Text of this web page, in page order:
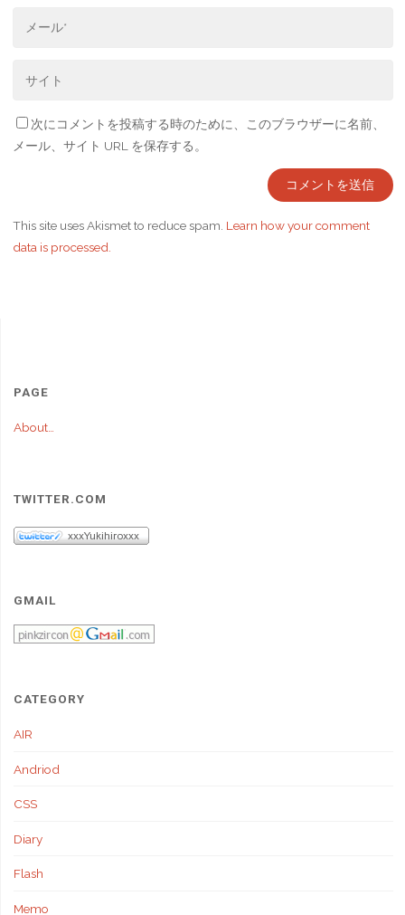
次にコメントを投稿する時のために、このブラウザーに名前、
メール、サイト URL を保存する。
This site uses Akismet to reduce spam. Learn how your comment
data is processed.
PAGE
About…
TWITTER.COM
GMAIL
CATEGORY
AIR
Andriod
CSS
Diary
Flash
Memo